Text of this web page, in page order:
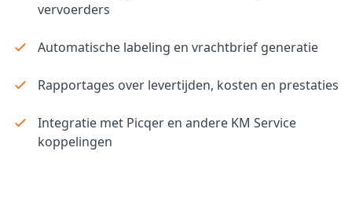
vervoerders
Automatische labeling en vrachtbrief generatie
Rapportages over levertijden, kosten en prestaties
Integratie met Picqer en andere KM Service
koppelingen